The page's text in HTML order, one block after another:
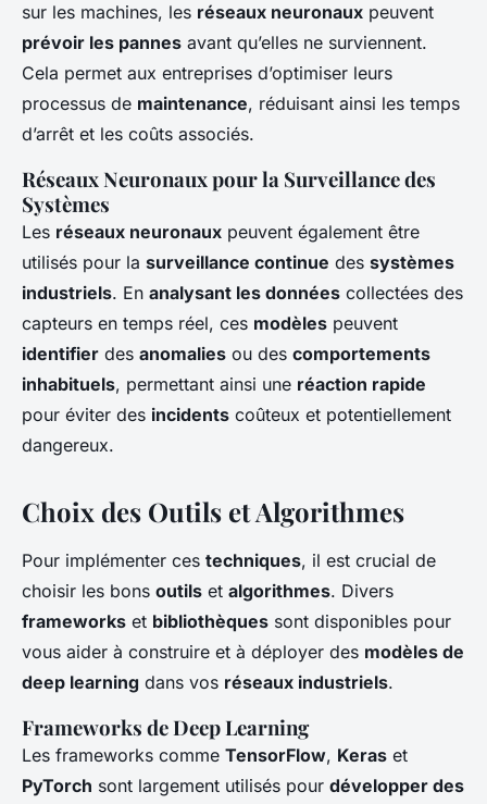
sur les machines, les réseaux neuronaux peuvent
prévoir les pannes avant qu’elles ne surviennent.
Cela permet aux entreprises d’optimiser leurs
processus de maintenance, réduisant ainsi les temps
d’arrêt et les coûts associés.
Réseaux Neuronaux pour la Surveillance des
Systèmes
Les réseaux neuronaux peuvent également être
utilisés pour la surveillance continue des systèmes
industriels. En analysant les données collectées des
capteurs en temps réel, ces modèles peuvent
identifier des anomalies ou des comportements
inhabituels, permettant ainsi une réaction rapide
pour éviter des incidents coûteux et potentiellement
dangereux.
Choix des Outils et Algorithmes
Pour implémenter ces techniques, il est crucial de
choisir les bons outils et algorithmes. Divers
frameworks et bibliothèques sont disponibles pour
vous aider à construire et à déployer des modèles de
deep learning dans vos réseaux industriels.
Frameworks de Deep Learning
Les frameworks comme TensorFlow, Keras et
PyTorch sont largement utilisés pour développer des